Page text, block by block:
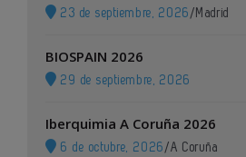
23 de septiembre, 2026 / Madrid
BIOSPAIN 2026
29 de septiembre, 2026
Iberquimia A Coruña 2026
6 de octubre, 2026 /A Coruña